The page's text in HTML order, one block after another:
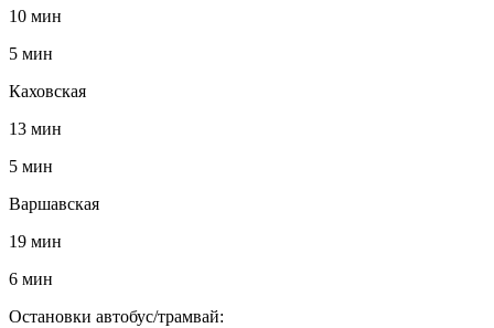
10 мин
5 мин
Каховская
13 мин
5 мин
Варшавская
19 мин
6 мин
Остановки автобус/трамвай: